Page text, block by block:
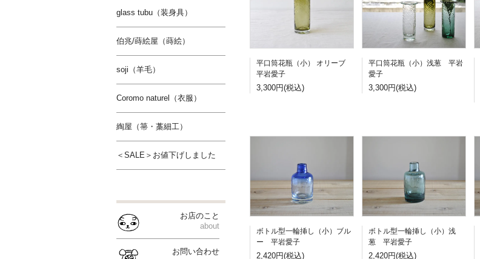
平口筒花瓶（小） オリーブ
平岩愛子
3,300円(税込)
平口筒花瓶（小）浅葱 平岩
愛子
3,300円(税込)
ボトル型一輪挿し（小）ブル
ー 平岩愛子
2,420円(税込)
ボトル型一輪挿し（小）浅
葱 平岩愛子
2,420円(税込)
glass tubu（装身具）
伯兆/蒔絵屋（蒔絵）
soji（羊毛）
Coromo naturel（衣服）
綯屋（箒・藁細工）
＜SALE＞お値下げしました
お店のこと
about
お問い合わせ